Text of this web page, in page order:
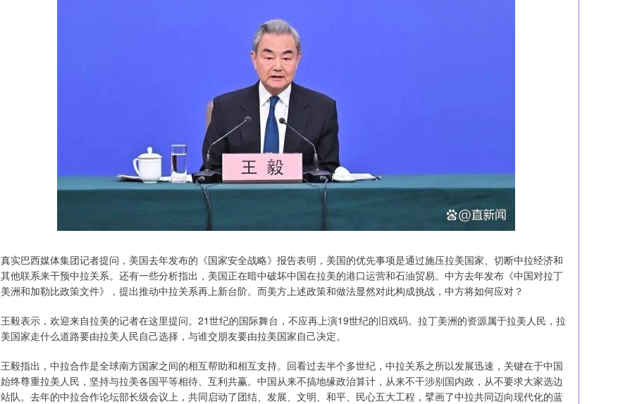
真实巴西媒体集团记者提问，美国去年发布的《国家安全战略》报告表明，美国的优先事项是通过施压拉美国家、切断中拉经济和
其他联系来干预中拉关系。还有一些分析指出，美国正在暗中破坏中国在拉美的港口运营和石油贸易。中方去年发布《中国对拉丁
美洲和加勒比政策文件》，提出推动中拉关系再上新台阶。而美方上述政策和做法显然对此构成挑战，中方将如何应对？
王毅表示，欢迎来自拉美的记者在这里提问。21世纪的国际舞台，不应再上演19世纪的旧戏码。拉丁美洲的资源属于拉美人民，拉
美国家走什么道路要由拉美人民自己选择，与谁交朋友要由拉美国家自己决定。
王毅指出，中拉合作是全球南方国家之间的相互帮助和相互支持。回看过去半个多世纪，中拉关系之所以发展迅速，关键在于中国
始终尊重拉美人民，坚持与拉美各国平等相待、互利共赢。中国从来不搞地缘政治算计，从来不干涉别国内政，从不要求大家选边
站队。去年的中拉合作论坛部长级会议上，共同启动了团结、发展、文明、和平、民心五大工程，擘画了中拉共同迈向现代化的蓝